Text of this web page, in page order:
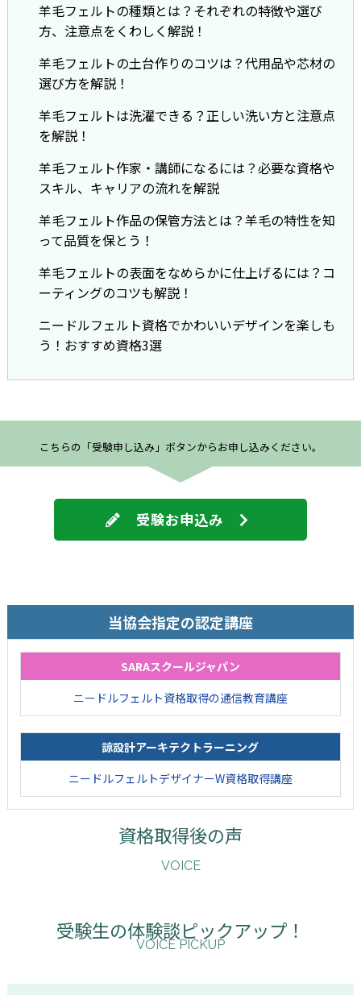
羊毛フェルトの種類とは？それぞれの特徴や選び
方、注意点をくわしく解説！
羊毛フェルトの土台作りのコツは？代用品や芯材の
選び方を解説！
羊毛フェルトは洗濯できる？正しい洗い方と注意点
を解説！
羊毛フェルト作家・講師になるには？必要な資格や
スキル、キャリアの流れを解説
羊毛フェルト作品の保管方法とは？羊毛の特性を知
って品質を保とう！
羊毛フェルトの表面をなめらかに仕上げるには？コ
ーティングのコツも解説！
ニードルフェルト資格でかわいいデザインを楽しも
う！おすすめ資格3選
こちらの「受験申し込み」ボタンからお申し込みください。
受験お申込み
当協会指定の認定講座
SARAスクールジャパン
ニードルフェルト資格取得の通信教育講座
諒設計アーキテクトラーニング
ニードルフェルトデザイナーW資格取得講座
資格取得後の声
VOICE
受験生の体験談ピックアップ！
VOICE PICKUP